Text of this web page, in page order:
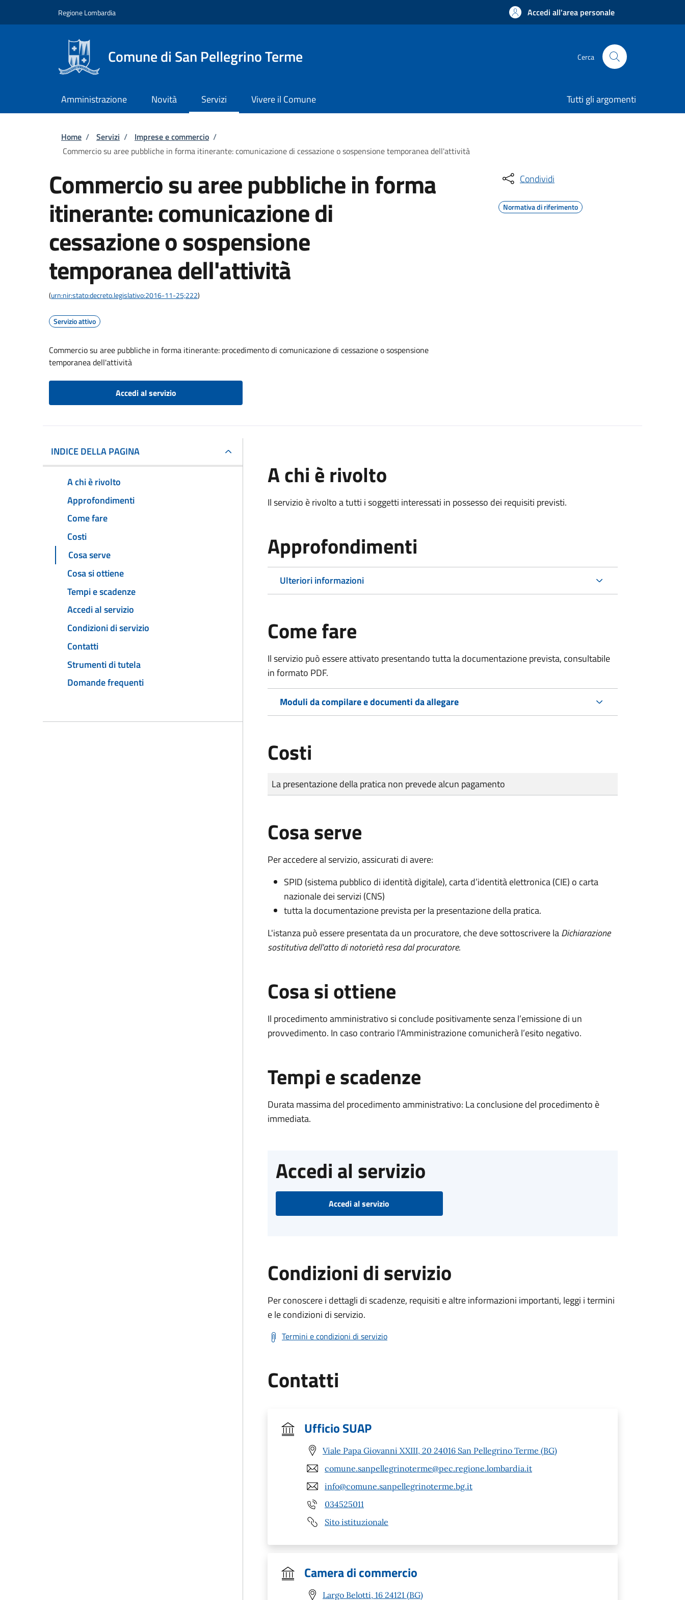
Regione Lombardia Accedi all'area personale
Comune di San Pellegrino Terme Cerca
Amministrazione Novità Servizi Vivere il Comune Tutti gli argomenti
Briciole di pane
Home / Servizi / Imprese e commercio /
Commercio su aree pubbliche in forma itinerante: comunicazione di cessazione o sospensione temporanea dell'attività
Commercio su aree pubbliche in forma
itinerante: comunicazione di
cessazione o sospensione
temporanea dell'attività
(urn:nir:stato:decreto.legislativo:2016-11-25;222)
Servizio attivo
Commercio su aree pubbliche in forma itinerante: procedimento di comunicazione di cessazione o sospensione
temporanea dell'attività
Accedi al servizio
Condividi
Normativa di riferimento
INDICE DELLA PAGINA
A chi è rivolto
Approfondimenti
Come fare
Costi
Cosa serve
Cosa si ottiene
Tempi e scadenze
Accedi al servizio
Condizioni di servizio
Contatti
Strumenti di tutela
Domande frequenti
A chi è rivolto
Il servizio è rivolto a tutti i soggetti interessati in possesso dei requisiti previsti.
Approfondimenti
Ulteriori informazioni
Come fare
Il servizio può essere attivato presentando tutta la documentazione prevista, consultabile
in formato PDF.
Moduli da compilare e documenti da allegare
Costi
Tipo di pagamento
Importo
La presentazione della pratica non prevede alcun pagamento
Cosa serve
Per accedere al servizio, assicurati di avere:
SPID (sistema pubblico di identità digitale), carta d’identità elettronica (CIE) o carta
nazionale dei servizi (CNS)
tutta la documentazione prevista per la presentazione della pratica.
L'istanza può essere presentata da un procuratore, che deve sottoscrivere laDichiarazione
sostitutiva dell'atto di notorietà resa dal procuratore.
Cosa si ottiene
Il procedimento amministrativo si conclude positivamente senza l’emissione di un
provvedimento. In caso contrario l’Amministrazione comunicherà l’esito negativo.
Tempi e scadenze
Durata massima del procedimento amministrativo: La conclusione del procedimento è
immediata.
Accedi al servizio
Accedi al servizio
Condizioni di servizio
Per conoscere i dettagli di scadenze, requisiti e altre informazioni importanti, leggi i termini
e le condizioni di servizio.
Termini e condizioni di servizio
Contatti
Ufficio SUAP
Viale Papa Giovanni XXIII, 20 24016 San Pellegrino Terme (BG)
comune.sanpellegrinoterme@pec.regione.lombardia.it
info@comune.sanpellegrinoterme.bg.it
034525011
Sito istituzionale
Camera di commercio
Largo Belotti, 16 24121 (BG)